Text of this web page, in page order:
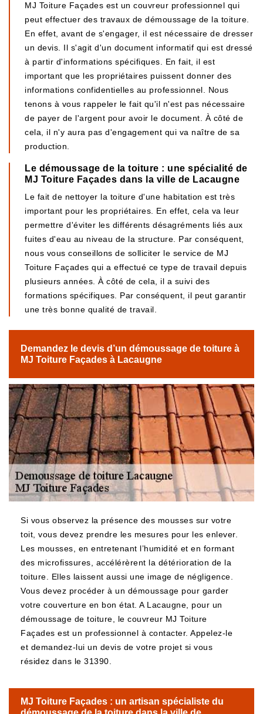
MJ Toiture Façades est un couvreur professionnel qui
peut effectuer des travaux de démoussage de la toiture.
En effet, avant de s'engager, il est nécessaire de dresser
un devis. Il s'agit d'un document informatif qui est dressé
à partir d'informations spécifiques. En fait, il est
important que les propriétaires puissent donner des
informations confidentielles au professionnel. Nous
tenons à vous rappeler le fait qu'il n'est pas nécessaire
de payer de l'argent pour avoir le document. À côté de
cela, il n'y aura pas d'engagement qui va naître de sa
production.
Le démoussage de la toiture : une spécialité de
MJ Toiture Façades dans la ville de Lacaugne
Le fait de nettoyer la toiture d'une habitation est très
important pour les propriétaires. En effet, cela va leur
permettre d'éviter les différents désagréments liés aux
fuites d'eau au niveau de la structure. Par conséquent,
nous vous conseillons de solliciter le service de MJ
Toiture Façades qui a effectué ce type de travail depuis
plusieurs années. À côté de cela, il a suivi des
formations spécifiques. Par conséquent, il peut garantir
une très bonne qualité de travail.
Demandez le devis d’un démoussage de toiture à
MJ Toiture Façades à Lacaugne
Si vous observez la présence des mousses sur votre
toit, vous devez prendre les mesures pour les enlever.
Les mousses, en entretenant l’humidité et en formant
des microfissures, accélérèrent la détérioration de la
toiture. Elles laissent aussi une image de négligence.
Vous devez procéder à un démoussage pour garder
votre couverture en bon état. A Lacaugne, pour un
démoussage de toiture, le couvreur MJ Toiture
Façades est un professionnel à contacter. Appelez-le
et demandez-lui un devis de votre projet si vous
résidez dans le 31390.
MJ Toiture Façades : un artisan spécialiste du